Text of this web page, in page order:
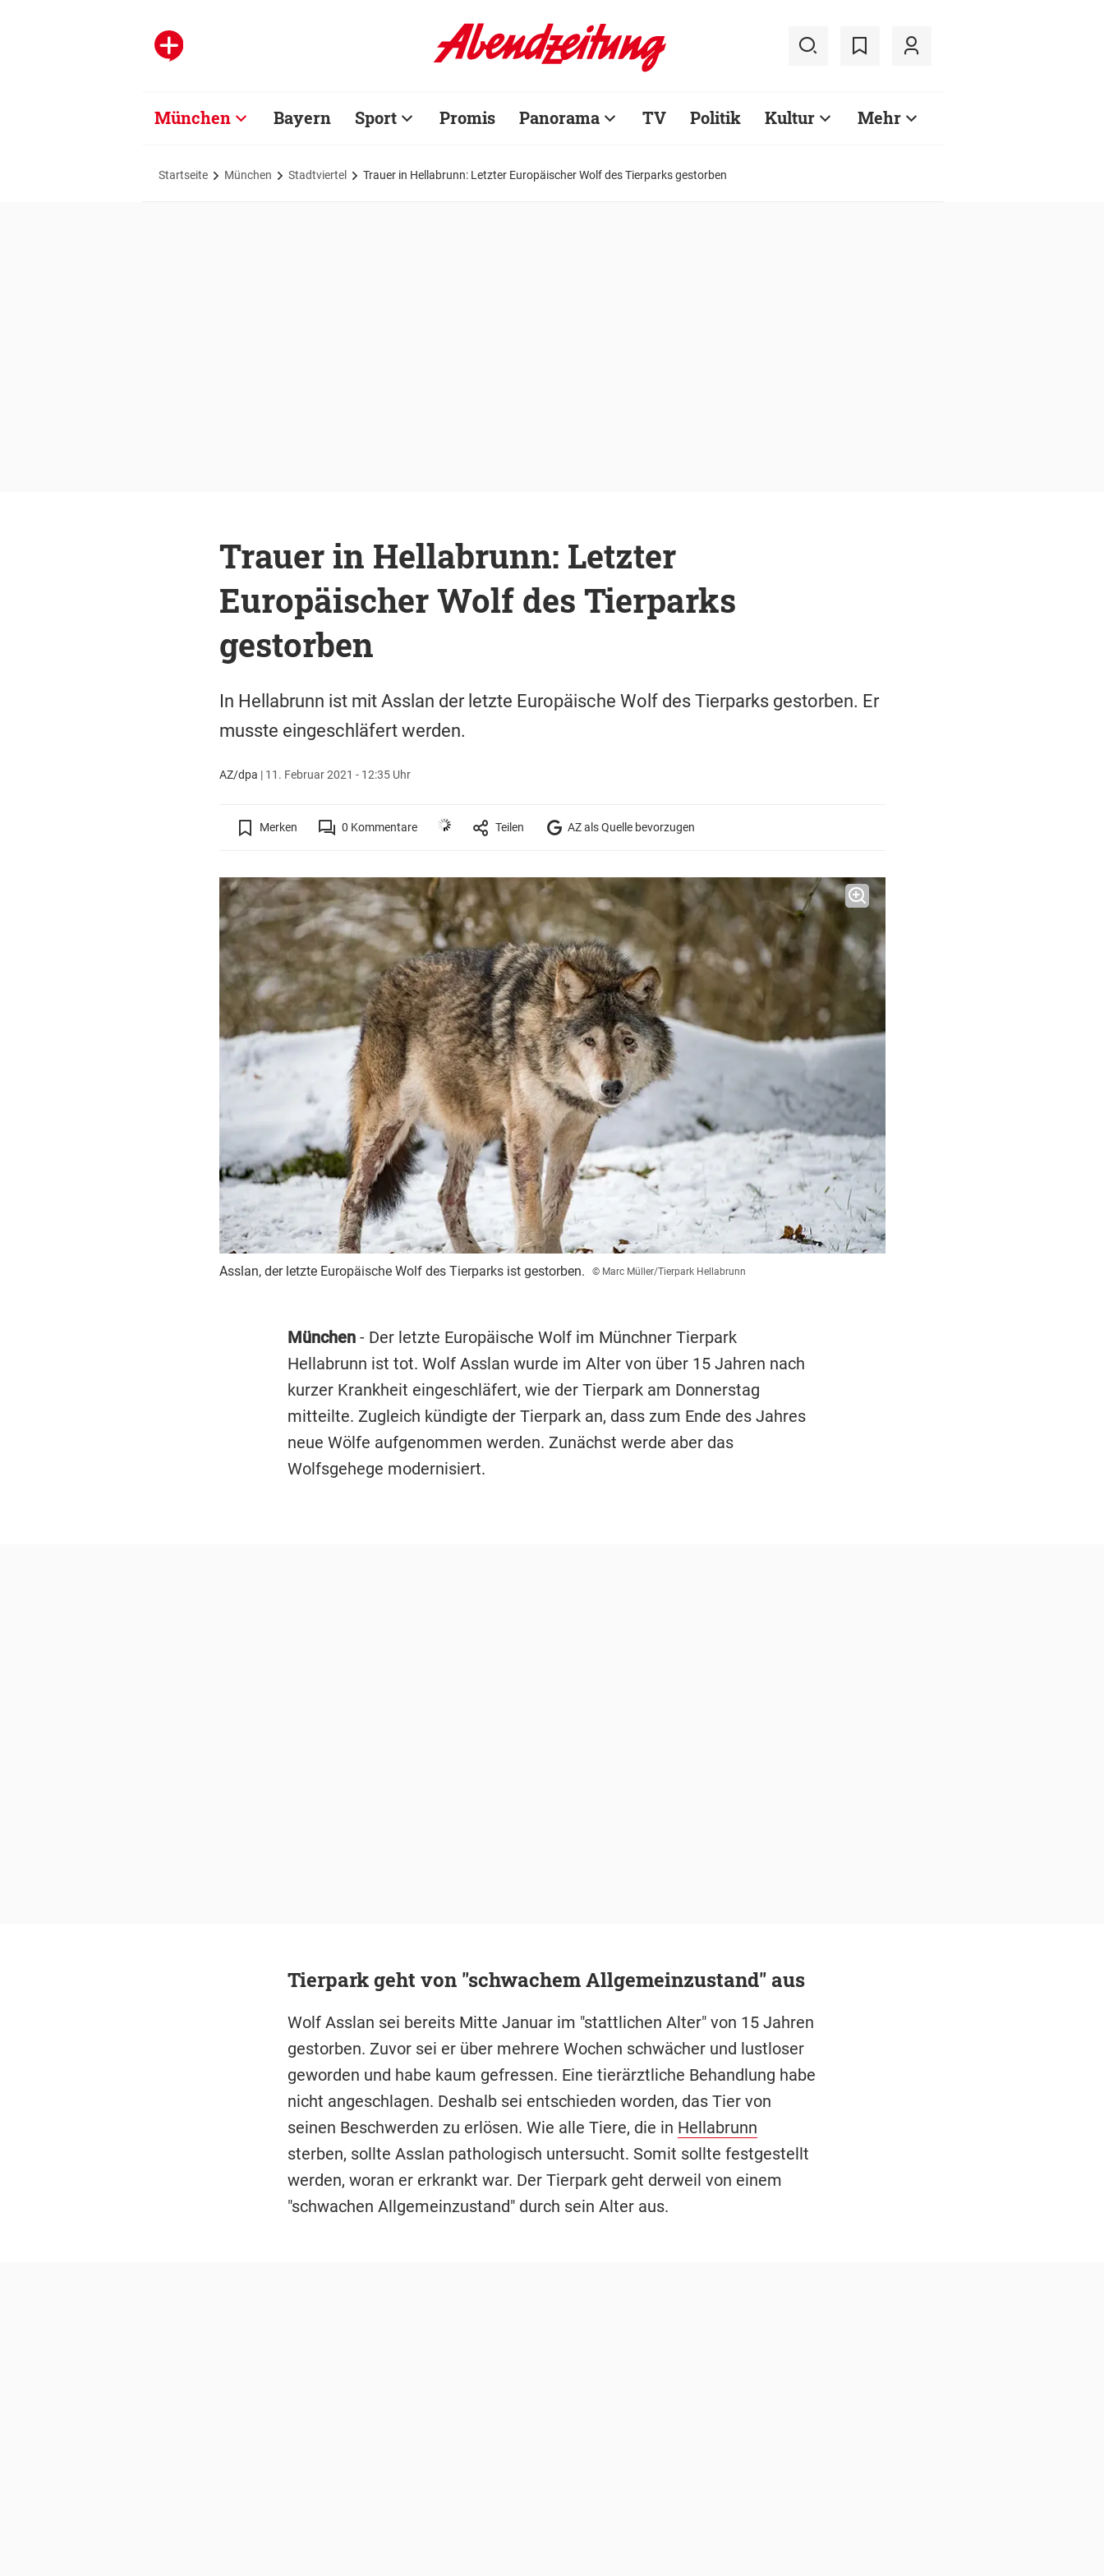
München Bayern Sport Promis Panorama TV Politik Kultur Mehr
Startseite München Stadtviertel Trauer in Hellabrunn: Letzter Europäischer Wolf des Tierparks gestorben
Trauer in Hellabrunn: Letzter
Europäischer Wolf des Tierparks
gestorben
In Hellabrunn ist mit Asslan der letzte Europäische Wolf des Tierparks gestorben. Er
musste eingeschläfert werden.
AZ/dpa | 11. Februar 2021 - 12:35 Uhr
Merken 0 Kommentare Teilen AZ als Quelle bevorzugen
Asslan, der letzte Europäische Wolf des Tierparks ist gestorben. © Marc Müller/Tierpark Hellabrunn
München- Der letzte Europäische Wolf im Münchner Tierpark
Hellabrunn ist tot. Wolf Asslan wurde im Alter von über 15 Jahren nach
kurzer Krankheit eingeschläfert, wie der Tierpark am Donnerstag
mitteilte. Zugleich kündigte der Tierpark an, dass zum Ende des Jahres
neue Wölfe aufgenommen werden. Zunächst werde aber das
Wolfsgehege modernisiert.
Tierpark geht von "schwachem Allgemeinzustand" aus
Wolf Asslan sei bereits Mitte Januar im "stattlichen Alter" von 15 Jahren
gestorben. Zuvor sei er über mehrere Wochen schwächer und lustloser
geworden und habe kaum gefressen. Eine tierärztliche Behandlung habe
nicht angeschlagen. Deshalb sei entschieden worden, das Tier von
seinen Beschwerden zu erlösen. Wie alle Tiere, die in Hellabrunn
sterben, sollte Asslan pathologisch untersucht. Somit sollte festgestellt
werden, woran er erkrankt war. Der Tierpark geht derweil von einem
"schwachen Allgemeinzustand" durch sein Alter aus.